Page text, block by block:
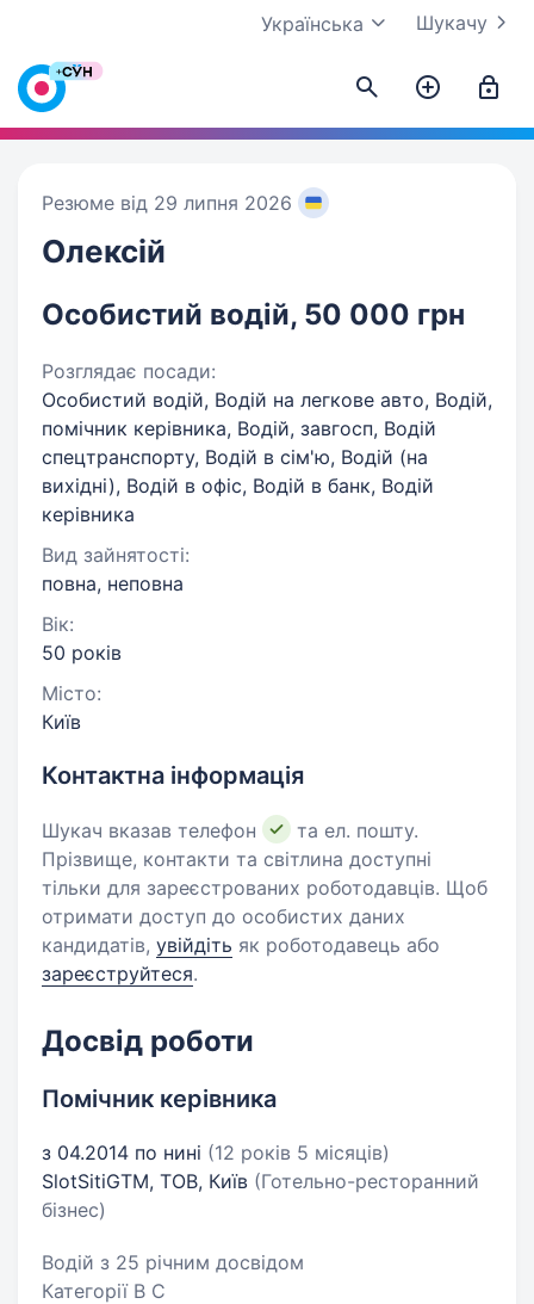
Шукачу
Українська
Резюме від 29 липня 2026
Олексій
Особистий водій, 50 000 грн
Розглядає посади:
Особистий водій, Водій на легкове авто, Водій,
помічник керівника, Водій, завгосп, Водій
спецтранспорту, Водій в сім'ю, Водій (на
вихідні), Водій в офіс, Водій в банк, Водій
керівника
Вид зайнятості:
повна, неповна
Вік:
50 років
Місто:
Київ
Контактна інформація
Шукач вказав телефон
та ел. пошту.
Прізвище, контакти та світлина доступні
тільки для зареєстрованих роботодавців. Щоб
отримати доступ до особистих даних
кандидатів, увійдіть як роботодавець або
зареєструйтеся.
Досвід роботи
Помічник керівника
з 04.2014 по нині (12 років 5 місяців)
SlotSitiGTM, ТОВ, Київ (Готельно-ресторанний
бізнес)
Водій з 25 річним досвідом
Категорії В С